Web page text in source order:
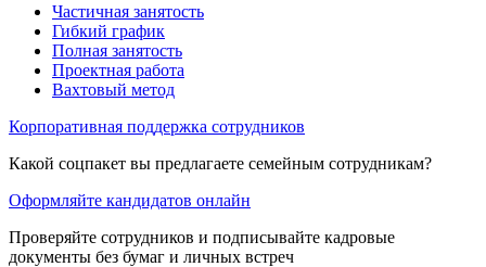
Частичная занятость
Гибкий график
Полная занятость
Проектная работа
Вахтовый метод
Корпоративная поддержка сотрудников
Какой соцпакет вы предлагаете семейным сотрудникам?
Оформляйте кандидатов онлайн
Проверяйте сотрудников и подписывайте кадровые
документы без бумаг и личных встреч